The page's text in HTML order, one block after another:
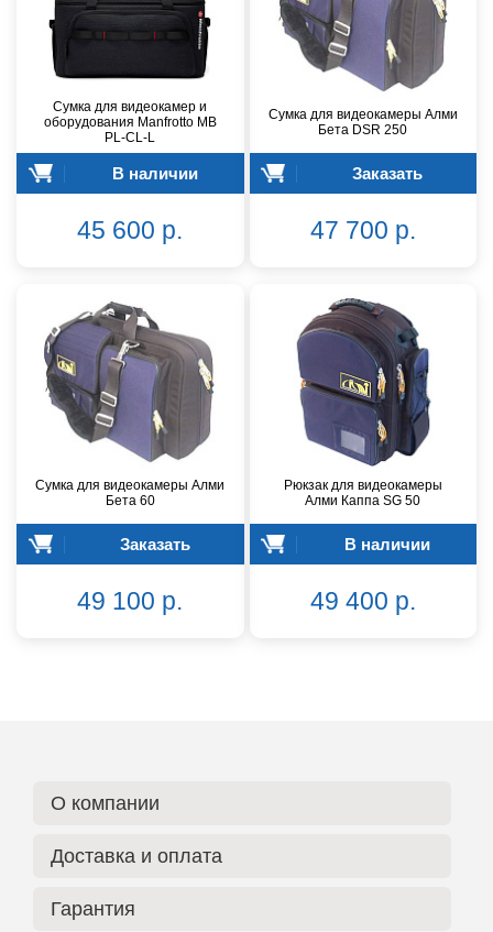
Сумка для видеокамер и
оборудования Manfrotto MB
PL-CL-L
В наличии
45 600 р.
Сумка для видеокамеры Алми
Бета DSR 250
Заказать
47 700 р.
Сумка для видеокамеры Алми
Бета 60
Заказать
49 100 р.
Рюкзак для видеокамеры
Алми Каппа SG 50
В наличии
49 400 р.
О компании
Доставка и оплата
Гарантия